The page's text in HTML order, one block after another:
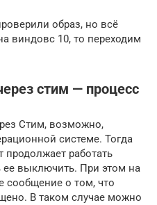
образ, но всё
виндовс 10, то переходим
стим — процесс
Стим, возможно,
системе. Тогда
продолжает работать
ее выключить. При этом на
сообщение о том, что
В таком случае можно